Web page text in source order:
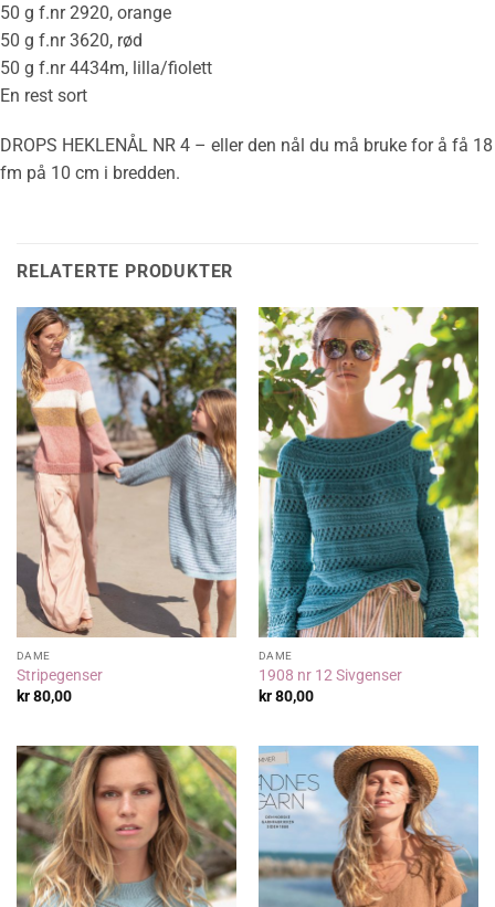
50 g f.nr 2920, orange
50 g f.nr 3620, rød
50 g f.nr 4434m, lilla/fiolett
En rest sort
DROPS HEKLENÅL NR 4 – eller den nål du må bruke for å få 18
fm på 10 cm i bredden.
RELATERTE PRODUKTER
DAME
Stripegenser
kr80,00
DAME
1908 nr 12 Sivgenser
kr80,00